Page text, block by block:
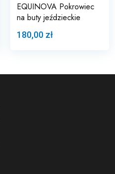
EQUINOVA Pokrowiec
na buty jeździeckie
180,00 zł